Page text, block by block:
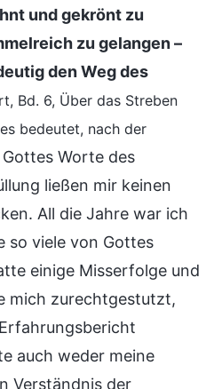
und gekrönt zu
zu gelangen –
den Weg des
Bd. 6, Über das Streben
bedeutet, nach der
Gottes Worte des
ließen mir keinen
All die Jahre war ich
so viele von Gottes
einige Misserfolge und
mich zurechtgestutzt,
auch weder meine
Verständnis der